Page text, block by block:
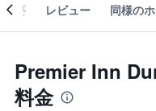
概要 レビュー 同様の
Premier Inn
料金